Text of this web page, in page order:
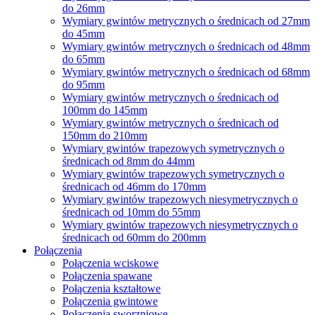
do 26mm
Wymiary gwintów metrycznych o średnicach od 27mm
do 45mm
Wymiary gwintów metrycznych o średnicach od 48mm
do 65mm
Wymiary gwintów metrycznych o średnicach od 68mm
do 95mm
Wymiary gwintów metrycznych o średnicach od
100mm do 145mm
Wymiary gwintów metrycznych o średnicach od
150mm do 210mm
Wymiary gwintów trapezowych symetrycznych o
średnicach od 8mm do 44mm
Wymiary gwintów trapezowych symetrycznych o
średnicach od 46mm do 170mm
Wymiary gwintów trapezowych niesymetrycznych o
średnicach od 10mm do 55mm
Wymiary gwintów trapezowych niesymetrycznych o
średnicach od 60mm do 200mm
Połączenia
Połączenia wciskowe
Połączenia spawane
Połączenia kształtowe
Połączenia gwintowe